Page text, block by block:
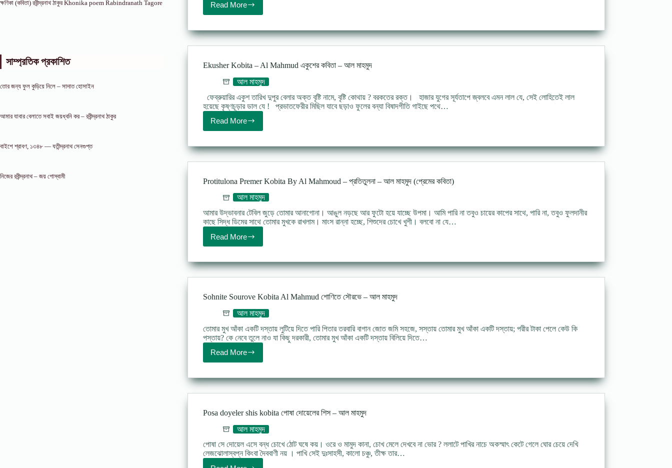
Read More
Emon
triptir
Al
কবিতা
–
আল
মাহমুদ
Ekusher Kobita – Al Mahmud একুশের কবিতা – আল মাহমুদ
আল মাহমুদ
ফেব্রুয়ারির একুশ তারিখ দুপুর বেলার অক্ত বৃষ্টি নামে, বৃষ্টি কোথায় ? বরকতের রক্ত। হাজার যুগের সূর্যতাপে জ্বলবে এমন লাল যে, সেই লোহিতেই লাল
হয়েছে কৃষ্ণচূড়ার ডাল যে ! প্রভাতফেরীর মিছিল যাবে ছড়াও ফুলের বন্যা বিষাদগীতি গাইছে পথে…
Read More
Ekusher
Kobita
Al
–
আল
মাহমুদ
Protitulona Premer Kobita By Al Mahmoud – প্রতিতুলনা – আল মাহমুদ (প্রেমের কবিতা)
আল মাহমুদ
আমার উদ্ভাবনার টেবিল জুড়ে তােমার আনাগােনা। আঙুল নড়ছে আর ফুটো হয়ে যাচ্ছে উপমা। আমি পারি না তবুও চায়ের কাপের সাথে, পারি না, তবুও ফুলদানীর
কাছে সিদ্ধ ডিমের সাথে তােমার মুখকে রাখলাম। মাংস রান্না হচ্ছে, শিশুদের চোখে খুশী। বলবাে না যে…
Read MoreProtitulona
Premer
By
প্রতিতুলনা
–
আল
মাহমুদ
(প্রেমের
কবিতা)
Sohnite Sourove Kobita Al Mahmud শোণিতে সৌরভে – আল মাহমুদ
আল মাহমুদ
তোমার মুখ আঁকা একটি দস্তায় লুটিয়ে দিতে পারি পিতার তরবারি বাগান জোত জমি সহজে, সস্তায় তোমার মুখ আঁকা একটি দস্তায়; পরীর টাকা পেলে কেউ কি
পস্তায়? কে নেবে তুলে নাও যা কিছু দরকারী, তোমার মুখ আঁকা একটি দস্তায় বিলিয়ে দিতে…
Read More
Sohnite
Sourove
Al
–
আল
মাহমুদ
Posa doyeler shis kobita পোষা দোয়েলের শিস – আল মাহমুদ
আল মাহমুদ
পোষা সে দোয়েল এসে বন্ধ চোখে ঠোট ঘষে কয়। ওরে ও মামুদ কানা, চোখ মেলে দেখবে না ভোর ? ললাটে পাখির নাচে অকস্মাৎ কেটে গেলে ঘোর চেয়ে দেখি
লেজঝোলাস্বপ্ন কিংবা দৈববাণী নয় । পাখি সেই দুঃসাহসী, কালো চঞ্চু, তীক্ষ তার…
ক্ষণিকা (কবিতা) রবীন্দ্রনাথ ঠাকুর Khonika poem Rabindranath Tagore
সাম্প্রতিক প্রকাশিত
তোর জন্য ফুল কুড়িয়ে নিলে – সাদাত হোসাইন
আমার যাবার বেলাতে সবাই জয়ধ্বনি কর – রবীন্দ্রনাথ ঠাকুর
বাইশে শ্রাবণ, ১৩৪৮ — যতীন্দ্রনাথ সেনগুপ্ত
নিজের রবীন্দ্রনাথ – জয় গোস্বামী